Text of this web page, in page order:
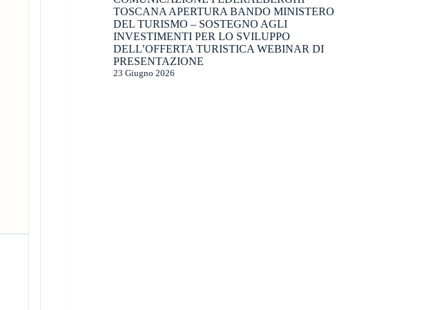
TOSCANA APERTURA BANDO MINISTERO
DEL TURISMO – SOSTEGNO AGLI
INVESTIMENTI PER LO SVILUPPO
DELL’OFFERTA TURISTICA WEBINAR DI
PRESENTAZIONE
23 Giugno 2026